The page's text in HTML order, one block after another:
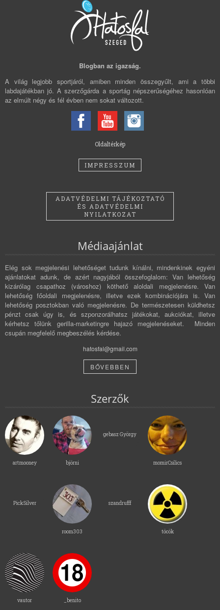
Blogban az igazság.
A világ legjobb sportjáról, amiben minden összegyűlt, ami a többi
labdajátékban jó. A szerzőgárda a sportág népszerűségéhez hasonlóan
az elmúlt négy és fél évben nem sokat változott.
Oldaltérkép
IMPRESSZUM
ADATVÉDELMI TÁJÉKOZTATÓ
ÉS ADATVÉDELMI
NYILATKOZAT
Médiaajánlat
Elég sok megjelenési lehetőséget tudunk kínálni, mindenkinek egyéni
ajánlatokat adunk, de azért nagyjából összefoglalom: Van lehetőség
kizárólag csapathoz (városhoz) köthető aloldali megjelenésre. Van
lehetőség főoldali megjelenésre, illetve ezek kombinációjára is. Van
lehetőség posztokban való megjelenésre. De természetesen küldhetsz
pénzt csak úgy is, és szponzorálhatsz játékokat, aukciókat, illetve
kérhetsz tőlünk gerilla-marketingre hajazó megjelenéseket. Minden
csupán megfelelő megbeszélés kérdése.
hatosfal@gmail.com
BŐVEBBEN
Szerzők
artmooney björni
gebasz György
momirCsilics
PickSilver
room303
szandrufff
töcök
vautor _benito